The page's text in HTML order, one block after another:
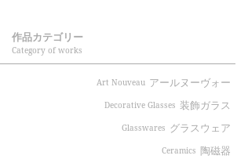
作品カテゴリー
Category of works
アールヌーヴォー
Art Nouveau
装飾ガラス
Decorative Glasses
グラスウェア
Glasswares
陶磁器
Ceramics